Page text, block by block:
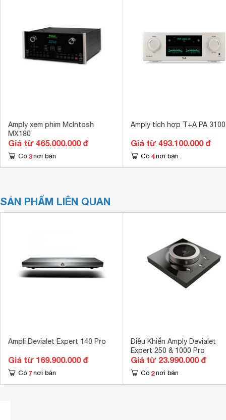
Amply xem phim McIntosh
MX180
Giá từ 465.000.000 đ
Có 3 nơi bán
Amply tích hợp T+A PA
Giá từ 493.100.000 đ
Có 4 nơi bán
SẢN PHẨM LIÊN QUAN
Ampli Devialet Expert 140 Pro
Giá từ 169.900.000 đ
Có 7 nơi bán
Điều Khiển Amply Devialet
Expert 250 & 1000 Pro
Giá từ 23.990.000 đ
Có 2 nơi bán